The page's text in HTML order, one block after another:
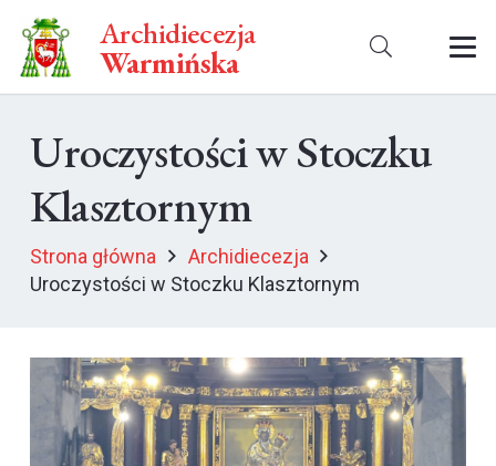
Archidiecezja
Warmińska
Uroczystości w Stoczku
Klasztornym
Strona główna
Archidiecezja
Uroczystości w Stoczku Klasztornym